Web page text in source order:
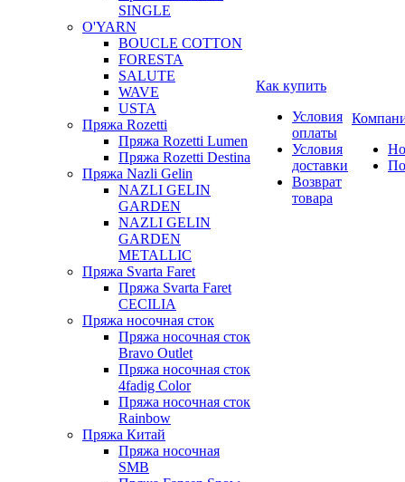
SINGLE
O'YARN
BOUCLE COTTON
FORESTA
SALUTE
WAVE
USTA
Пряжа Rozetti
Пряжа Rozetti Lumen
Пряжа Rozetti Destina
Пряжа Nazli Gelin
NAZLI GELIN
GARDEN
NAZLI GELIN
GARDEN
METALLIC
Пряжа Svarta Faret
Пряжа Svarta Faret
CECILIA
Пряжа носочная сток
Пряжа носочная сток
Bravo Outlet
Пряжа носочная сток
4fadig Color
Пряжа носочная сток
Rainbow
Пряжа Китай
Пряжа носочная
SMB
Как купить
Условия
оплаты
Условия
доставки
Возврат
товара